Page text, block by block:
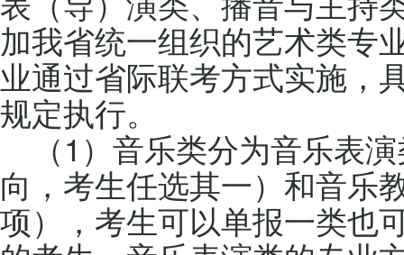
加我省统一组织的艺术类专
业通过省际联考方式实施，
规定执行。
（1）音乐类分为音乐表
向，考生任选其一）和音乐
项），考生可以单报一类也